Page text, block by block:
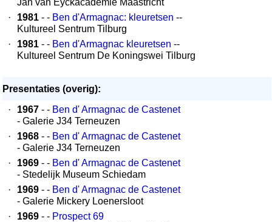
Jan van Eyckacademie Maastricht
·
1981 - - Ben d'Armagnac: kleuretsen --
Kultureel Sentrum Tilburg
·
1981 - - Ben d'Armagnac kleuretsen --
Kultureel Sentrum De Koningswei Tilburg
Presentaties (overig):
·
1967 - - Ben d' Armagnac de Castenet
- Galerie J34 Terneuzen
·
1968 - - Ben d' Armagnac de Castenet
- Galerie J34 Terneuzen
·
1969 - - Ben d' Armagnac de Castenet
- Stedelijk Museum Schiedam
·
1969 - - Ben d' Armagnac de Castenet
- Galerie Mickery Loenersloot
·
1969 - - Prospect 69